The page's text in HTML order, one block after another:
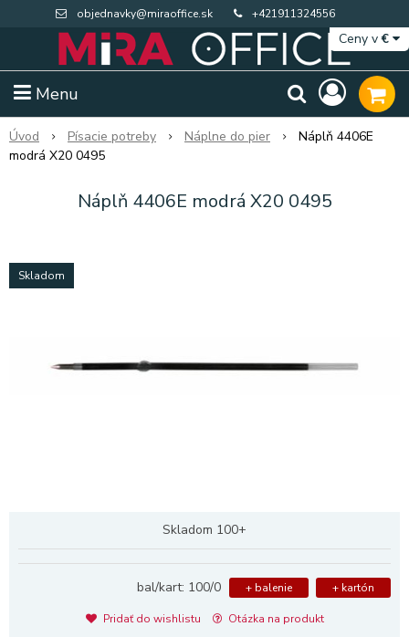
objednavky@miraoffice.sk +421911324556
Menu
Ceny v€
Úvod Písacie potreby Náplne do pier
Náplň 4406E
modrá X20 0495
Náplň 4406E modrá X20 0495
Skladom
Skladom 100+
bal/kart: 100/0 + balenie + kartón
Pridať do wishlistu Otázka na produkt